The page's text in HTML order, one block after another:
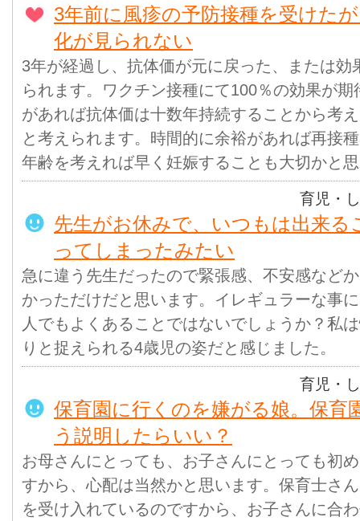
3年前に風疹の予防接種を受けた
化が見られない
3年が経過し、抗体価が元に戻った、または効
られます。ワクチン接種にて100％の効果が
があれば抗体価は十数年持続することから考
と考えられます。時間的に余裕があれば再接
年齢を考えれば早く妊娠することも大切かと
育児・
先生がお休みで、いつもは出来る
ってしまったみたい
急に違う先生だったので緊張感、不安感など
かっただけだと思います。イレギュラーな事
人でもよくあることではないでしょうか？私
りと捉えられる4歳児の姿だと感じました。
育児・
保育園に行くのを嫌がる娘。保育
う説明したらいい？
お母さんにとっても、お子さんにとっても初
すから、心配は当然かと思います。保育士さ
を受け入れているのですから、お子さんに合